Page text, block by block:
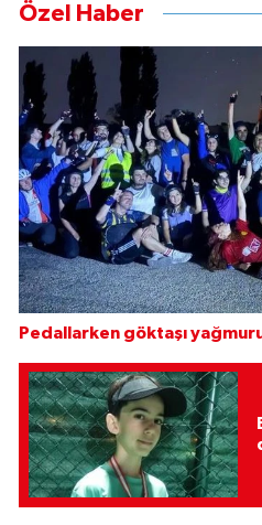
Özel Haber
Pedallarken göktaşı